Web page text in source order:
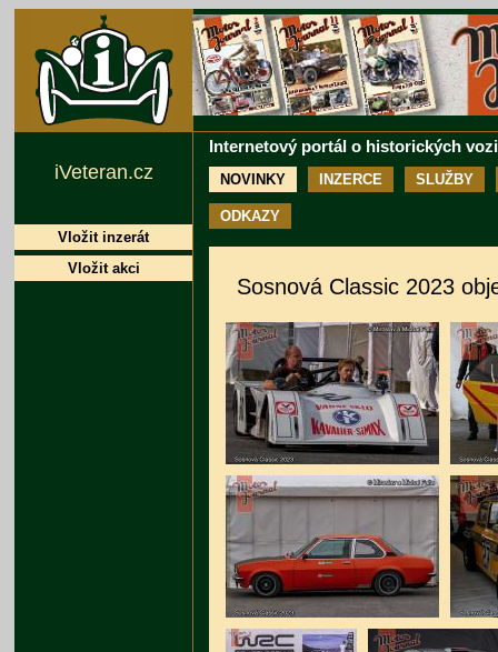
Internetový portál o historických
NOVINKY INZERCE SLUŽBY
ODKAZY
Sosnová Classic 2023
iVeteran.cz
Vložit inzerát
Vložit akci